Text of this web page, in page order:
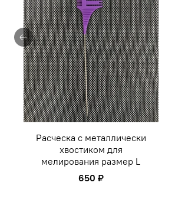
Расческа с металлически
хвостиком для
мелирования размер L
650 ₽